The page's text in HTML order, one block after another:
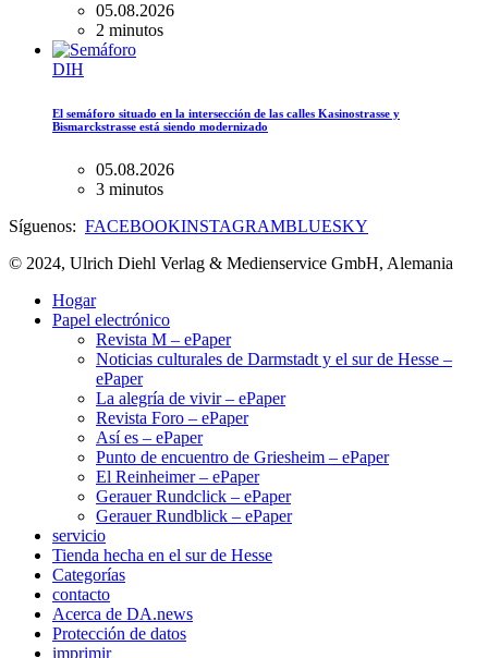
05.08.2026
2 minutos
DIH
El semáforo situado en la intersección de las calles Kasinostrasse y
Bismarckstrasse está siendo modernizado
05.08.2026
3 minutos
Síguenos: FACEBOOKINSTAGRAMBLUESKY
© 2024, Ulrich Diehl Verlag & Medienservice GmbH, Alemania
Hogar
Papel electrónico
Revista M – ePaper
Noticias culturales de Darmstadt y el sur de Hesse –
ePaper
La alegría de vivir – ePaper
Revista Foro – ePaper
Así es – ePaper
Punto de encuentro de Griesheim – ePaper
El Reinheimer – ePaper
Gerauer Rundclick – ePaper
Gerauer Rundblick – ePaper
servicio
Tienda hecha en el sur de Hesse
Categorías
contacto
Acerca de DA.news
Protección de datos
imprimir